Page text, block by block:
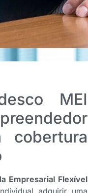
MEI
cobertura
Empresarial Flexível